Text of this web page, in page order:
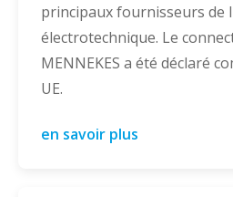
principaux fournisseurs de
électrotechnique. Le
MENNEKES a été déclaré
UE.
en savoir plus